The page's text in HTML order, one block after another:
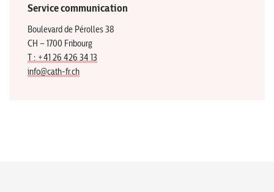
Service communication
Boulevard de Pérolles 38
CH – 1700 Fribourg
T : +41 26 426 34 13
info@cath-fr.ch